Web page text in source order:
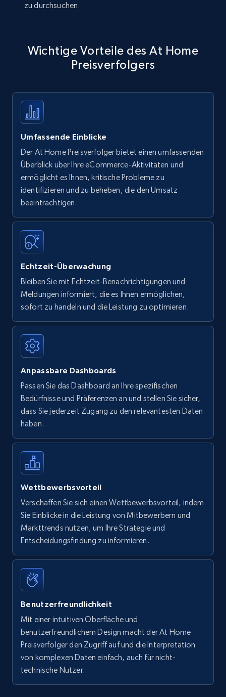
zu durchsuchen.
Wichtige Vorteile des At Home
Preisverfolgers
Umfassende Einblicke
Der At Home Preisverfolger bietet einen umfassenden
Überblick über Ihre eCommerce-Aktivitäten und
ermöglicht es Ihnen, kritische Probleme zu
identifizieren und zu beheben, die den Umsatz
beeinträchtigen.
Echtzeit-Überwachung
Bleiben Sie mit Echtzeit-Benachrichtigungen und
Meldungen informiert, die es Ihnen ermöglichen,
sofort zu handeln und die Leistung zu optimieren.
Anpassbare Dashboards
Passen Sie das Dashboard an Ihre spezifischen
Bedürfnisse und Präferenzen an und stellen Sie sicher,
dass Sie jederzeit Zugang zu den relevantesten Daten
haben.
Wettbewerbsvorteil
Verschaffen Sie sich einen Wettbewerbsvorteil, indem
Sie Einblicke in die Leistung von Mitbewerbern und
Markttrends nutzen, um Ihre Strategie und
Entscheidungsfindung zu informieren.
Benutzerfreundlichkeit
Mit einer intuitiven Oberfläche und
benutzerfreundlichem Design macht der At Home
Preisverfolger den Zugriff auf und die Interpretation
von komplexen Daten einfach, auch für nicht-
technische Nutzer.